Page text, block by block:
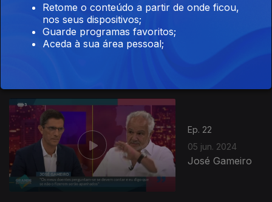
Ep. 22
05 jun. 2024
José Gameiro
Retome o conteúdo a partir de onde ficou,
nos seus dispositivos;
Guarde programas favoritos;
Aceda à sua área pessoal;